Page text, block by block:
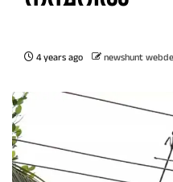
4 years ago newshunt